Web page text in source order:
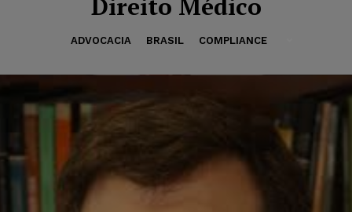
ADVOCACIA BRASIL COMPLIANCE